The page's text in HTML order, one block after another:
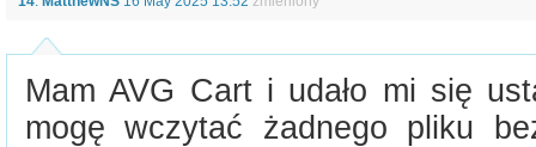
Mam AVG Cart i udało mi się
mogę wczytać żadnego pliku